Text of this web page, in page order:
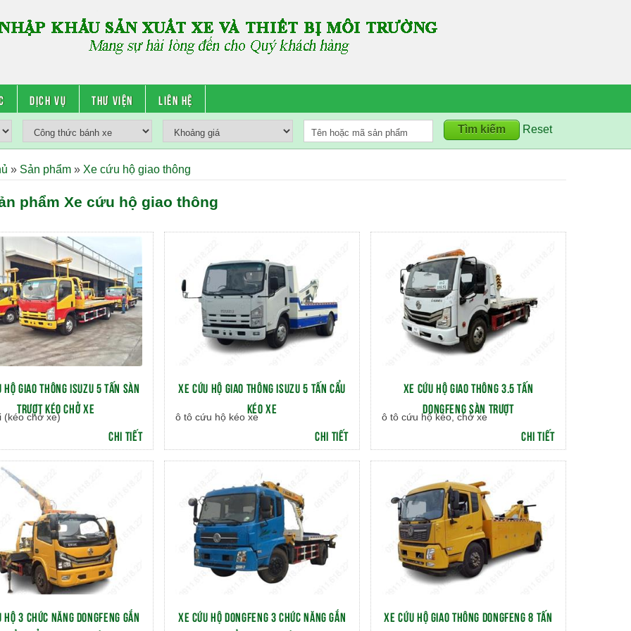
Dịch vụ Thư viện Liên hệ
Reset
» Sản phẩm » Xe cứu hộ giao thông
phẩm Xe cứu hộ giao thông
HỘ GIAO THÔNG ISUZU 5 TẤN SÀN
TRƯỢT KÉO CHỞ XE
(kéo chở xe)
CHI TIẾT
XE CỨU HỘ GIAO THÔNG ISUZU 5 TẤN CẨU
KÉO XE
ô tô cứu hộ kéo xe
CHI TIẾT
XE CỨU HỘ GIAO THÔNG 3.5 TẤN
DONGFENG SÀN TRƯỢT
ô tô cứu hộ kéo, chở xe
CHI TIẾT
HỘ 3 CHỨC NĂNG DONGFENG GẮN
XE CỨU HỘ DONGFENG 3 CHỨC NĂNG GẮN
XE CỨU HỘ GIAO THÔNG DONGFENG 8 TẤN